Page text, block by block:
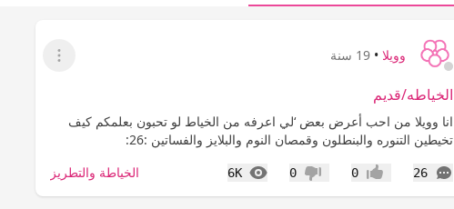
وويلا • 19 سنة
عرض القائمة
الخياطه/قديم
انا وويلا من احب أعرض بعض ‘لي اعرفه من الخياط لو تحبون بعلمكم كيف
تخيطين التنوره والبنطلون وقمصان النوم والبلايز والفساتين :26:
26
التعليقات إعجاب0 عدم إعجاب
0
6K
المشاهدات الخياطة والتطريز